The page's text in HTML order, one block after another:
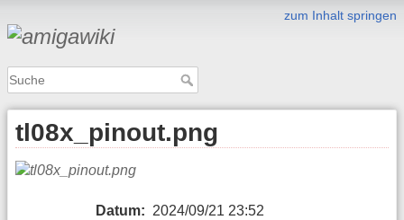
zum Inhalt springen
tl08x_pinout.png
Datum: 2024/09/21 23:52